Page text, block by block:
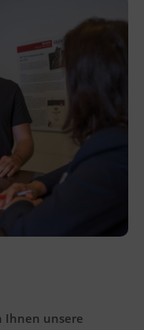
Ihnen unsere